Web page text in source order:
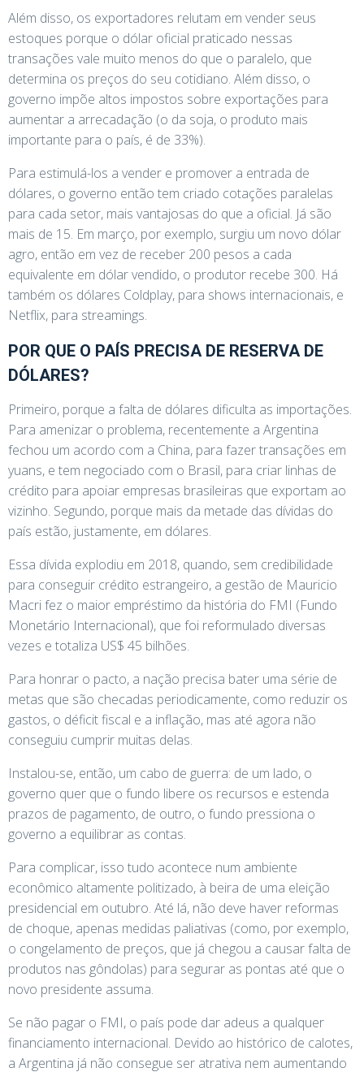
Além disso, os exportadores relutam em vender seus
estoques porque o dólar oficial praticado nessas
transações vale muito menos do que o paralelo, que
determina os preços do seu cotidiano. Além disso, o
governo impõe altos impostos sobre exportações para
aumentar a arrecadação (o da soja, o produto mais
importante para o país, é de 33%).
Para estimulá-los a vender e promover a entrada de
dólares, o governo então tem criado cotações paralelas
para cada setor, mais vantajosas do que a oficial. Já são
mais de 15. Em março, por exemplo, surgiu um novo dólar
agro, então em vez de receber 200 pesos a cada
equivalente em dólar vendido, o produtor recebe 300. Há
também os dólares Coldplay, para shows internacionais, e
Netflix, para streamings.
POR QUE O PAÍS PRECISA DE RESERVA DE
DÓLARES?
Primeiro, porque a falta de dólares dificulta as importações.
Para amenizar o problema, recentemente a Argentina
fechou um acordo com a China, para fazer transações em
yuans, e tem negociado com o Brasil, para criar linhas de
crédito para apoiar empresas brasileiras que exportam ao
vizinho. Segundo, porque mais da metade das dívidas do
país estão, justamente, em dólares.
Essa dívida explodiu em 2018, quando, sem credibilidade
para conseguir crédito estrangeiro, a gestão de Mauricio
Macri fez o maior empréstimo da história do FMI (Fundo
Monetário Internacional), que foi reformulado diversas
vezes e totaliza US$ 45 bilhões.
Para honrar o pacto, a nação precisa bater uma série de
metas que são checadas periodicamente, como reduzir os
gastos, o déficit fiscal e a inflação, mas até agora não
conseguiu cumprir muitas delas.
Instalou-se, então, um cabo de guerra: de um lado, o
governo quer que o fundo libere os recursos e estenda
prazos de pagamento, de outro, o fundo pressiona o
governo a equilibrar as contas.
Para complicar, isso tudo acontece num ambiente
econômico altamente politizado, à beira de uma eleição
presidencial em outubro. Até lá, não deve haver reformas
de choque, apenas medidas paliativas (como, por exemplo,
o congelamento de preços, que já chegou a causar falta de
produtos nas gôndolas) para segurar as pontas até que o
novo presidente assuma.
Se não pagar o FMI, o país pode dar adeus a qualquer
financiamento internacional. Devido ao histórico de calotes,
a Argentina já não consegue ser atrativa nem aumentando